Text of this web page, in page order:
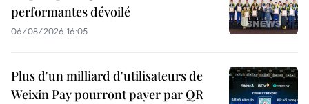
performantes dévoilé
06/08/2026 16:05
Plus d'un milliard d'utilisateurs de
Weixin Pay pourront payer par QR